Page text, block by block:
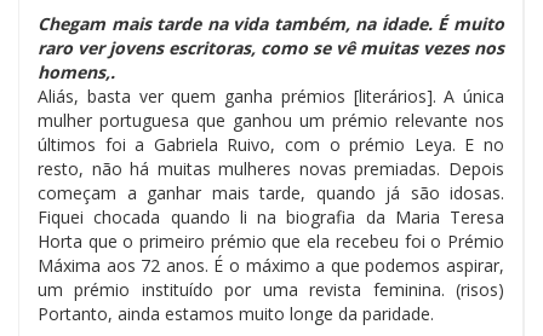
Chegam mais tarde na vida também, na idade. É muito
raro ver jovens escritoras, como se vê muitas vezes nos
homens,.
Aliás, basta ver quem ganha prémios [literários]. A única
mulher portuguesa que ganhou um prémio relevante nos
últimos foi a Gabriela Ruivo, com o prémio Leya. E no
resto, não há muitas mulheres novas premiadas. Depois
começam a ganhar mais tarde, quando já são idosas.
Fiquei chocada quando li na biografia da Maria Teresa
Horta que o primeiro prémio que ela recebeu foi o Prémio
Máxima aos 72 anos. É o máximo a que podemos aspirar,
um prémio instituído por uma revista feminina. (risos)
Portanto, ainda estamos muito longe da paridade.